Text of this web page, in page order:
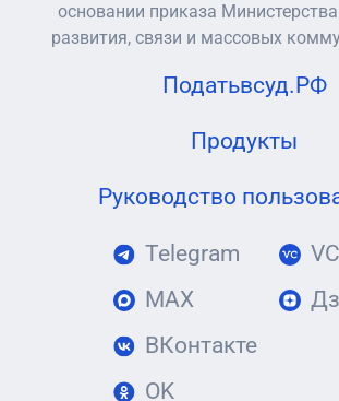
основании приказа
развития, связи и массовых
Податьвсуд.РФ
Продукты
Руководство
Telegram
MAX
ВКонтакте
OK